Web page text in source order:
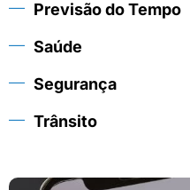
Previsão do Tempo
Saúde
Segurança
Trânsito